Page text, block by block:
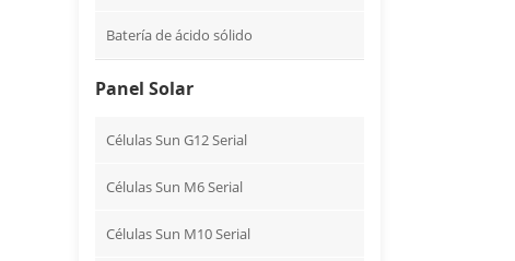
Batería de ácido sólido
Panel Solar
Células Sun G12 Serial
Células Sun M6 Serial
Células Sun M10 Serial